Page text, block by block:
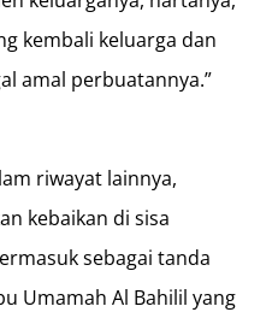
kembali keluarga dan
amal perbuatannya.”
riwayat lainnya,
kebaikan di sisa
sebagai tanda
Umamah Al Bahilil yang